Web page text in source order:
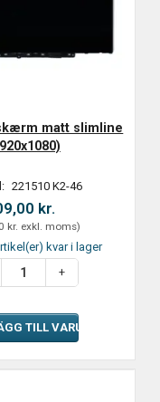
matt slimline
221510 K2-46
kr.
kr. exkl. moms)
kvar i lager
TILL VARUKORGEN